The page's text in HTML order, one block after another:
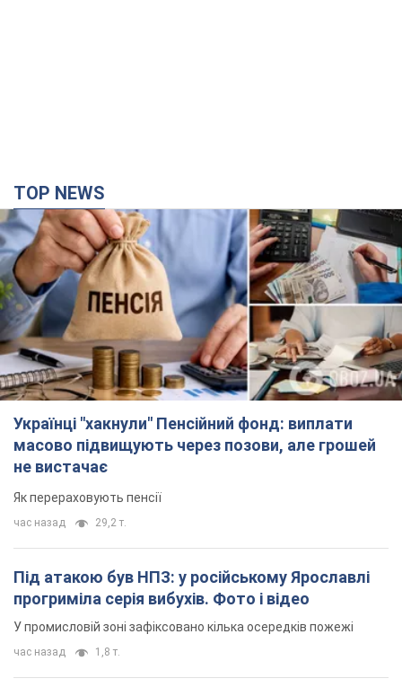
TOP NEWS
Українці "хакнули" Пенсійний фонд: виплати
масово підвищують через позови, але грошей
не вистачає
Як перераховують пенсії
час назад 29,2 т.
Під атакою був НПЗ: у російському Ярославлі
прогриміла серія вибухів. Фото і відео
У промисловій зоні зафіксовано кілька осередків пожежі
час назад 1,8 т.